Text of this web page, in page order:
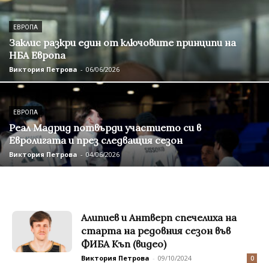
ЕВРОПА
Заклис разкри един от ключовите принципи на
НБА Европа
Виктория Петрова - 06/06/2026
ЕВРОПА
Реал Мадрид потвърди участието си в
Евролигата и през следващия сезон
Виктория Петрова - 04/06/2026
Алипиев и Антверп спечелиха на
старта на редовния сезон във
ФИБА Къп (видео)
Виктория Петрова - 09/10/2024 0